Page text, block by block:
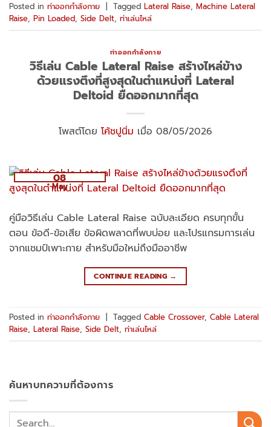
Posted in ท่าออกกำลังกาย Tagged Lateral Raise, Machine Lateral
Raise, Pin Loaded, Side Delt, ท่าเล่นไหล่
ท่าออกกำลังกาย
วิธีเล่น Cable Lateral Raise สร้างไหล่ข้าง
ด้วยแรงตึงที่สูงสุดในตำแหน่งที่ Lateral
Deltoid ยืดออกมากที่สุด
โพสต์โดย โค้ชปูนิ่ม เมื่อ 08/05/2026
08
May
คู่มือวิธีเล่น Cable Lateral Raise ฉบับละเอียด ครบทุกขั้น
ตอน ข้อดี-ข้อเสีย ข้อผิดพลาดที่พบบ่อย และโปรแกรมการเล่น
จากแชมป์เพาะกาย สำหรับมือใหม่ถึงมืออาชีพ
CONTINUE READING →
Posted in ท่าออกกำลังกาย Tagged Cable Crossover, Cable Lateral
Raise, Lateral Raise, Side Delt, ท่าเล่นไหล่
ค้นหาบทความที่ต้องการ